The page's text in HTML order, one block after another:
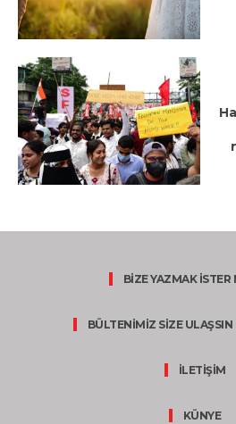
BİZE YAZMAK İSTER
BÜLTENİMİZ SİZE ULAŞSIN
İLETİŞİM
KÜNYE